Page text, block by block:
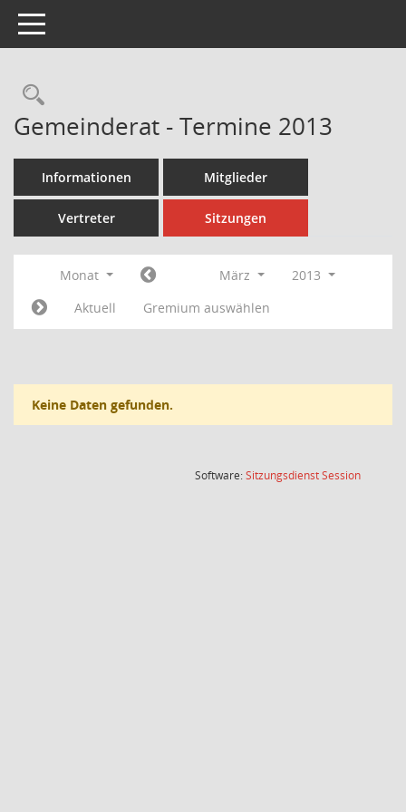
Toggle navigation
Rechercheauswahl
Gemeinderat - Termine 2013
Informationen Mitglieder
Vertreter Sitzungen
Monat März
2013
Aktuell
Gremium auswählen
Keine Daten gefunden.
Software:SitzungsdienstSession(Wird in